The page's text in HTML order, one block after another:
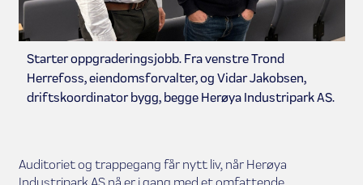
Starter oppgraderingsjobb. Fra venstre Trond
Herrefoss, eiendomsforvalter, og Vidar Jakobsen,
driftskoordinator bygg, begge Herøya Industripark AS.
Auditoriet og trappegang får nytt liv, når Herøya